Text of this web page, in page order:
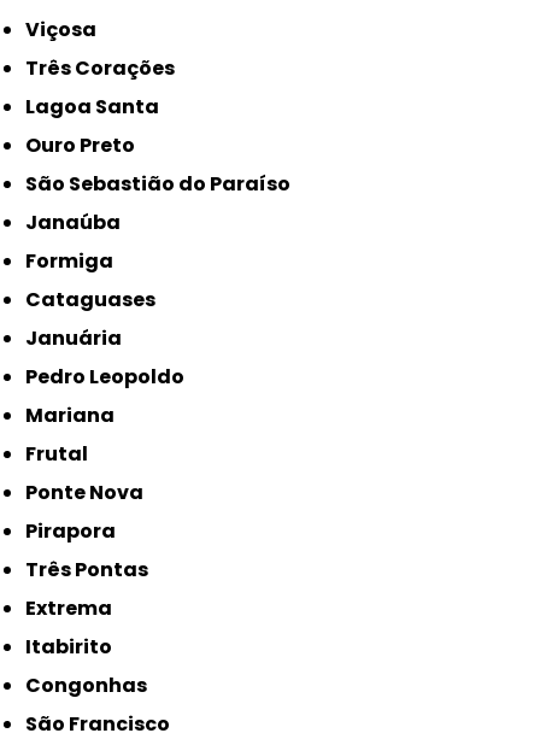
Viçosa
Três Corações
Lagoa Santa
Ouro Preto
São Sebastião do Paraíso
Janaúba
Formiga
Cataguases
Januária
Pedro Leopoldo
Mariana
Frutal
Ponte Nova
Pirapora
Três Pontas
Extrema
Itabirito
Congonhas
São Francisco